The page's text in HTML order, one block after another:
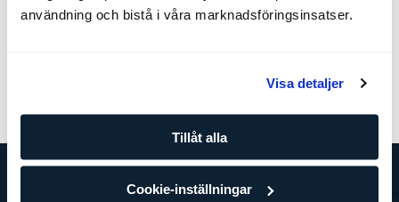
användning och bistå i våra marknadsföringsinsatser.
Visa detaljer
Tillåt alla
Cookie-inställningar
Fler kategorier